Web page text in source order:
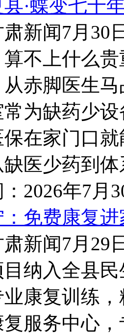
·蝶变七十
新闻7月30
算不上什么
从赤脚医生
为缺药少
在家门口
缺医少药到
2026年7月
免费康复
新闻7月29
纳入全县
康复训练
复服务中心